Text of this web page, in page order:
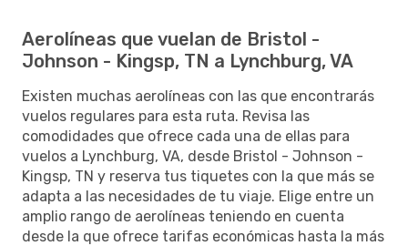
Aerolíneas que vuelan de Bristol -
Johnson - Kingsp, TN a Lynchburg, VA
Existen muchas aerolíneas con las que encontrarás
vuelos regulares para esta ruta. Revisa las
comodidades que ofrece cada una de ellas para
vuelos a Lynchburg, VA, desde Bristol - Johnson -
Kingsp, TN y reserva tus tiquetes con la que más se
adapta a las necesidades de tu viaje. Elige entre un
amplio rango de aerolíneas teniendo en cuenta
desde la que ofrece tarifas económicas hasta la más